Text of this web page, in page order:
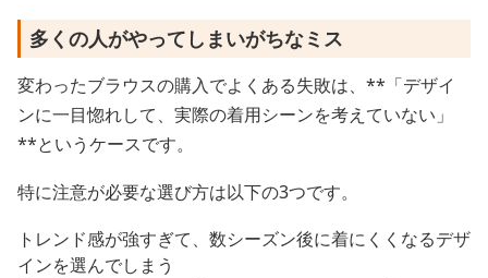
多くの人がやってしまいがちなミス
変わったブラウスの購入でよくある失敗は、**「デザイ
ンに一目惚れして、実際の着用シーンを考えていない」
**というケースです。
特に注意が必要な選び方は以下の3つです。
トレンド感が強すぎて、数シーズン後に着にくくなるデザ
インを選んでしまう